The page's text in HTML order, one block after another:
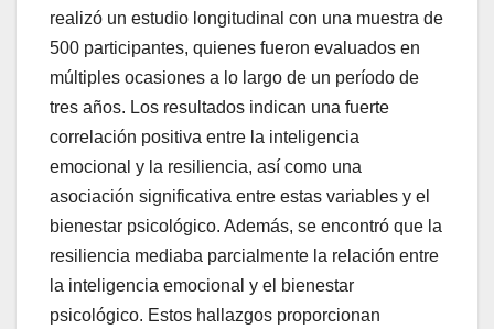
realizó un estudio longitudinal con una muestra de
500 participantes, quienes fueron evaluados en
múltiples ocasiones a lo largo de un período de
tres años. Los resultados indican una fuerte
correlación positiva entre la inteligencia
emocional y la resiliencia, así como una
asociación significativa entre estas variables y el
bienestar psicológico. Además, se encontró que la
resiliencia mediaba parcialmente la relación entre
la inteligencia emocional y el bienestar
psicológico. Estos hallazgos proporcionan